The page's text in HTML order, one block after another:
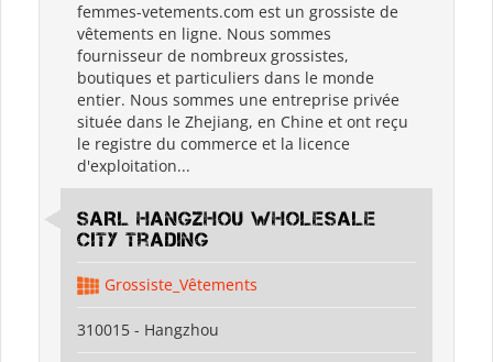
femmes-vetements.com est un grossiste de
vêtements en ligne. Nous sommes
fournisseur de nombreux grossistes,
boutiques et particuliers dans le monde
entier. Nous sommes une entreprise privée
située dans le Zhejiang, en Chine et ont reçu
le registre du commerce et la licence
d'exploitation...
SARL Hangzhou Wholesale
City Trading
Grossiste_Vêtements
310015 - Hangzhou